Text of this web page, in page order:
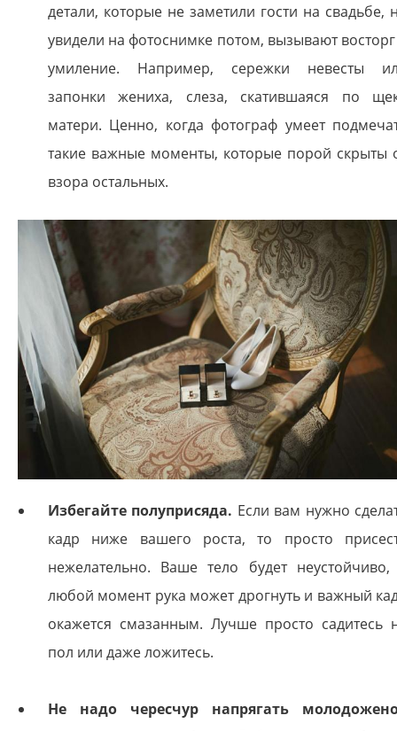
детали, которые не заметили гости на свадьбе,
увидели на фотоснимке потом, вызывают
умиление. Например, сережки невесты
запонки жениха, слеза, скатившаяся по
матери. Ценно, когда фотограф умеет
такие важные моменты, которые порой скрыты
взора остальных.
Избегайте полуприсяда. Если вам нужно
кадр ниже вашего роста, то просто
нежелательно. Ваше тело будет
любой момент рука может дрогнуть и важный
окажется смазанным. Лучше просто садитесь
пол или даже ложитесь.
Не надо чересчур напрягать